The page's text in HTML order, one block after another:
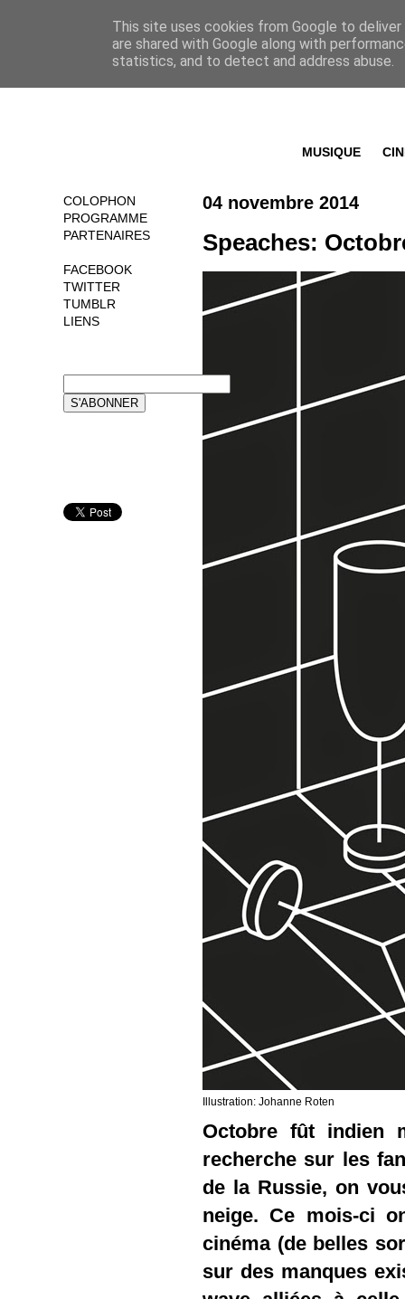
MUSIQUE
04 novembre 2014
Speaches:
Illustration: Johanne Roten
Octobre fût indien
recherche sur les
de la Russie, on
neige. Ce mois-ci
cinéma (de belles
sur des manques
COLOPHON
PROGRAMME
PARTENAIRES
FACEBOOK
TWITTER
TUMBLR
LIENS
This site uses cookies from Google to
are shared with Google along with
statistics, and to detect and address abuse.